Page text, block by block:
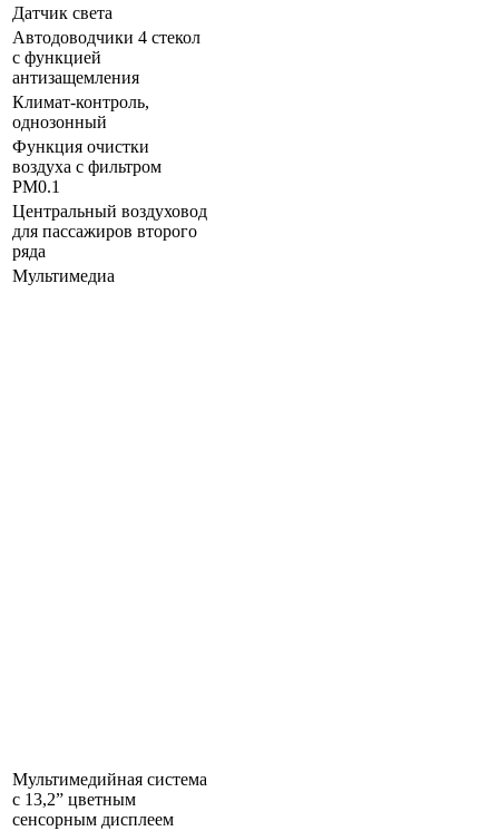
Датчик света
Автодоводчики 4 стекол
с функцией
антизащемления
Климат-контроль,
однозонный
Функция очистки
воздуха с фильтром
PM0.1
Центральный воздуховод
для пассажиров второго
ряда
Мультимедиа
Мультимедийная система
с 13,2” цветным
сенсорным дисплеем